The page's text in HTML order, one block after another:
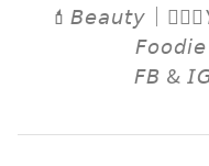
💄𝘉𝘦𝘢𝘶𝘵𝘺｜
𝘍𝘉 &